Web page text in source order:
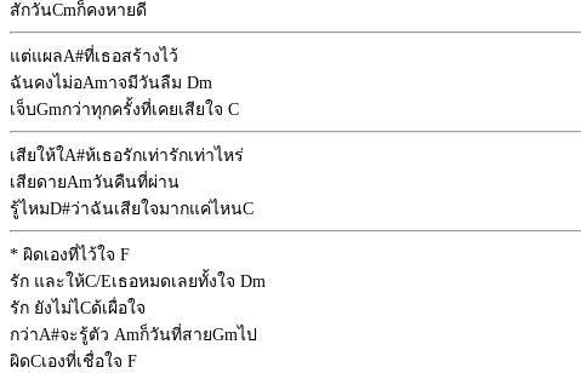
สักวันCmก็คงหายดี
แต่แผลA#ที่เธอสร้างไว้
ฉันคงไม่อAmาจมีวันลืม Dm
เจ็บGmกว่าทุกครั้งที่เคยเสียใจ C
เสียให้ใA#ห้เธอรักเท่ารักเท่าไหร่
เสียดายAmวันคืนที่ผ่าน
รู้ไหมD#ว่าฉันเสียใจมากแค่ไหนC
* ผิดเองที่ไว้ใจ F
รัก และให้C/Eเธอหมดเลยทั้งใจ Dm
รัก ยังไม่ไCด้เผื่อใจ
กว่าA#จะรู้ตัว Amก็วันที่สายGmไป
ผิดCเองที่เชื่อใจ F